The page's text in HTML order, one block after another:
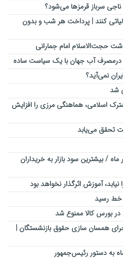
سرباز قرمزها می‌شود؟
کنند | پرداخت هر شب و بدون
حجت‌الاسلام امام جمارانی
نمی‌آید؟
اسلامی، هماهنگی مرزی را افزایش
تحقق می‌یابد
/ بیشترین سود بازار به خریداران
آموزش اثرگذار نخواهد بود
خط رسید
بورس کالا ممنوع شد
همسان سازی حقوق بازنشستگان |
به دستور رئیس‌جمهور